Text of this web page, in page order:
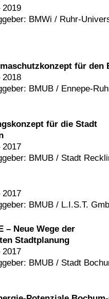
2019
BMWi / Ruhr-
für den
2018
BMUB / Ennepe-
für die Stadt
2017
BMUB / Stadt
2017
BMUB / L.I.S.T.
– Neue Wege der
Stadtplanung
2017
BMUB / Stadt